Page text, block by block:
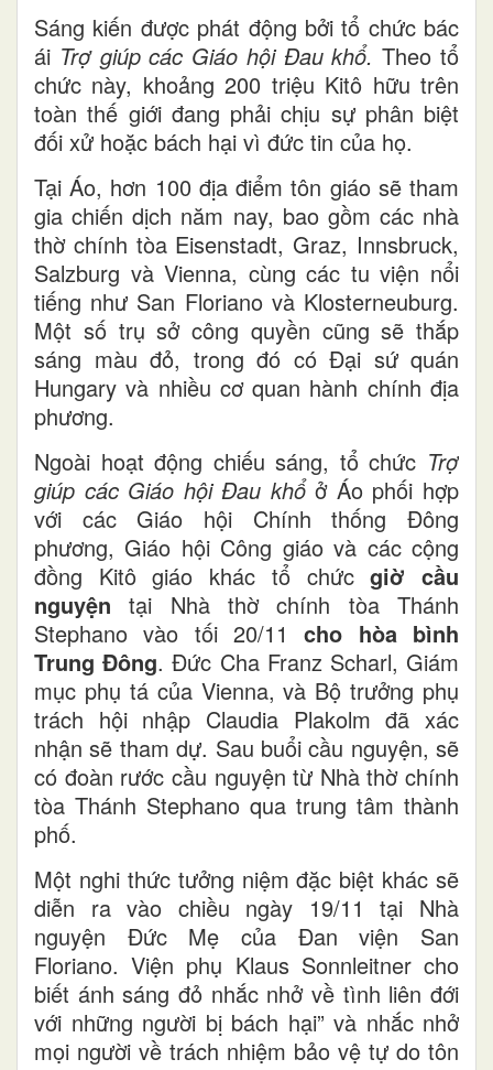
Sáng kiến được phát động bởi tổ chức bác
ái Trợ giúp các Giáo hội Đau khổ. Theo tổ
chức này, khoảng 200 triệu Kitô hữu trên
toàn thế giới đang phải chịu sự phân biệt
đối xử hoặc bách hại vì đức tin của họ.
Tại Áo, hơn 100 địa điểm tôn giáo sẽ tham
gia chiến dịch năm nay, bao gồm các nhà
thờ chính tòa Eisenstadt, Graz, Innsbruck,
Salzburg và Vienna, cùng các tu viện nổi
tiếng như San Floriano và Klosterneuburg.
Một số trụ sở công quyền cũng sẽ thắp
sáng màu đỏ, trong đó có Đại sứ quán
Hungary và nhiều cơ quan hành chính địa
phương.
Ngoài hoạt động chiếu sáng, tổ chức Trợ
giúp các Giáo hội Đau khổở Áo phối hợp
với các Giáo hội Chính thống Đông
phương, Giáo hội Công giáo và các cộng
đồng Kitô giáo khác tổ chứcgiờ cầu
nguyệntại Nhà thờ chính tòa Thánh
Stephano vào tối 20/11cho hòa bình
Trung Đông. Đức Cha Franz Scharl, Giám
mục phụ tá của Vienna, và Bộ trưởng phụ
trách hội nhập Claudia Plakolm đã xác
nhận sẽ tham dự. Sau buổi cầu nguyện, sẽ
có đoàn rước cầu nguyện từ Nhà thờ chính
tòa Thánh Stephano qua trung tâm thành
phố.
Một nghi thức tưởng niệm đặc biệt khác sẽ
diễn ra vào chiều ngày 19/11 tại Nhà
nguyện Đức Mẹ của Đan viện San
Floriano. Viện phụ Klaus Sonnleitner cho
biết ánh sáng đỏ nhắc nhở về tình liên đới
với những người bị bách hại” và nhắc nhở
mọi người về trách nhiệm bảo vệ tự do tôn